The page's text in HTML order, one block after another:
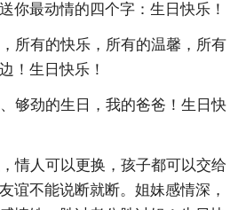
你最动情的四个字：生日快乐！
所有的快乐，所有的温馨，所有
！生日快乐！
够劲的生日，我的爸爸！生日快
情人可以更换，孩子都可以交给
谊不能说断就断。姐妹感情深，